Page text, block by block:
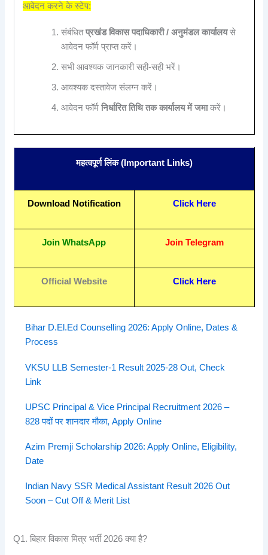
आवेदन करने के स्टेप:
संबंधितप्रखंड विकास पदाधिकारी / अनुमंडल कार्यालयसे
आवेदन फॉर्म प्राप्त करें।
सभी आवश्यक जानकारी सही-सही भरें।
आवश्यक दस्तावेज संलग्न करें।
आवेदन फॉर्म निर्धारित तिथि तक कार्यालय में जमाकरें।
महत्वपूर्ण लिंक (Important Links)
Download Notification Click Here
Join WhatsApp Join Telegram
Official Website Click Here
Bihar D.El.Ed Counselling 2026: Apply Online, Dates &
Process
VKSU LLB Semester-1 Result 2025-28 Out, Check
Link
UPSC Principal & Vice Principal Recruitment 2026 –
828 पदों पर शानदार मौका, Apply Online
Azim Premji Scholarship 2026: Apply Online, Eligibility,
Date
Indian Navy SSR Medical Assistant Result 2026 Out
Soon – Cut Off & Merit List
Q1. बिहार विकास मित्र भर्ती 2026 क्या है?